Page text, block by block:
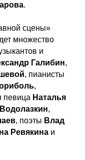
.
сцены»
множество
и
Галибин,
, пианисты
,
певица Наталья
,
, поэты Влад
Ревякина и